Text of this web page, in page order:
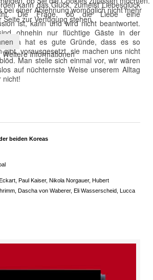
kann das Glück, zumeist Liebesglück
Die Frage, ob die Liebe eine
ist, kann und wird nicht beantwortet.
ohnehin nur flüchtige Gäste in der
Da hat es gute Gründe, dass es so
gibt, vorausgesetzt, sie machen uns nicht
Man stelle sich einmal vor, wir wären
auf nüchternste Weise unserem Alltag
nicht!
beiden Koreas
Paul Kaiser, Nikola Norgauer, Hubert
Dascha von Waberer, Eli Wasserscheid, Lucca
bei einer Ablehnung womöglich nicht mehr
zur Verfügung stehen.
Weitere Informationen